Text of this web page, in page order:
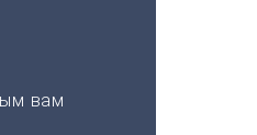
вам